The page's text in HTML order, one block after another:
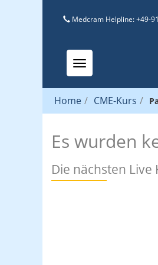
Medcram Helpline: +49-
Toggle navigation
Home / CME-Kurs /
Es wurden
Die nächsten Live